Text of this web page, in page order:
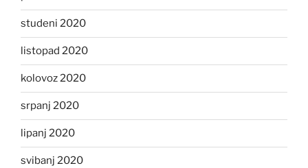
studeni 2020
listopad 2020
kolovoz 2020
srpanj 2020
lipanj 2020
svibanj 2020